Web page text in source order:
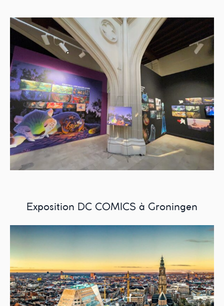
Exposition DC COMICS à Groningen